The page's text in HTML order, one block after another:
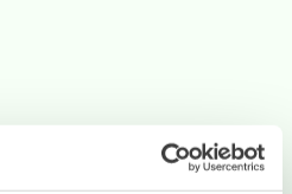
BildungsWelten lernt?